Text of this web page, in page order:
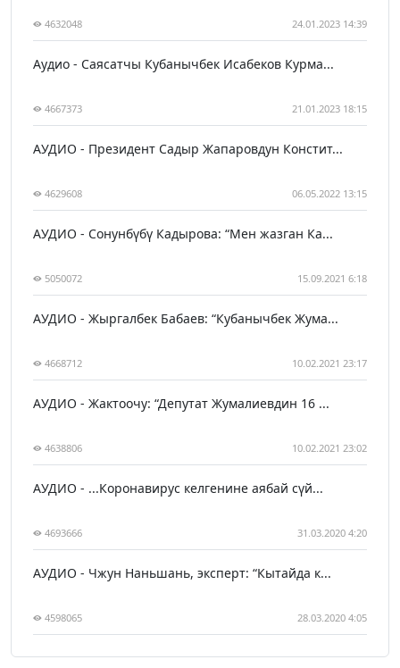
4632048 24.01.2023 14:39
Аудио - Саясатчы Кубанычбек Исабеков Курма...
4667373 21.01.2023 18:15
АУДИО - Президент Садыр Жапаровдун Констит...
4629608 06.05.2022 13:15
АУДИО - Сонунбүбү Кадырова: “Мен жазган Ка...
5050072 15.09.2021 6:18
АУДИО - Жыргалбек Бабаев: “Кубанычбек Жума...
4668712 10.02.2021 23:17
АУДИО - Жактоочу: “Депутат Жумалиевдин 16 ...
4638806 10.02.2021 23:02
АУДИО - ...Коронавирус келгенине аябай сүй...
4693666 31.03.2020 4:20
АУДИО - Чжун Наньшань, эксперт: “Кытайда к...
4598065 28.03.2020 4:05